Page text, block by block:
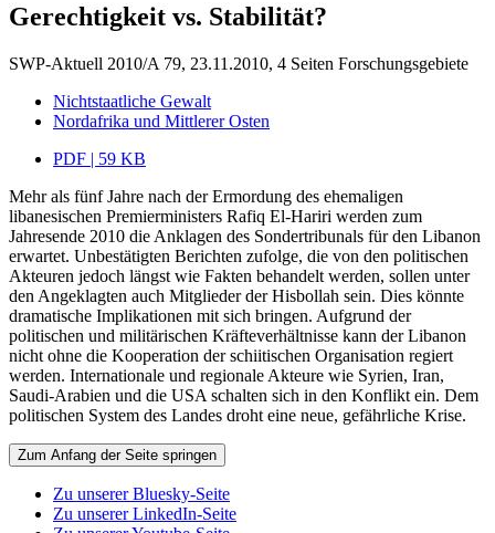
Gerechtigkeit vs. Stabilität?
SWP-Aktuell 2010/A 79, 23.11.2010, 4 Seiten Forschungsgebiete
Nichtstaatliche Gewalt
Nordafrika und Mittlerer Osten
PDF | 59 KB
Mehr als fünf Jahre nach der Ermordung des ehemaligen
libanesischen Premierministers Rafiq El-Hariri werden zum
Jahresende 2010 die Anklagen des Sondertribunals für den Libanon
erwartet. Unbestätigten Berichten zufolge, die von den politischen
Akteuren jedoch längst wie Fakten behandelt werden, sollen unter
den Angeklagten auch Mitglieder der Hisbollah sein. Dies könnte
dramatische Implikationen mit sich bringen. Aufgrund der
politischen und militärischen Kräfteverhältnisse kann der Libanon
nicht ohne die Kooperation der schiitischen Organisation regiert
werden. Internationale und regionale Akteure wie Syrien, Iran,
Saudi-Arabien und die USA schalten sich in den Konflikt ein. Dem
politischen System des Landes droht eine neue, gefährliche Krise.
Zum Anfang der Seite springen
Zu unserer Bluesky-Seite
Zu unserer LinkedIn-Seite